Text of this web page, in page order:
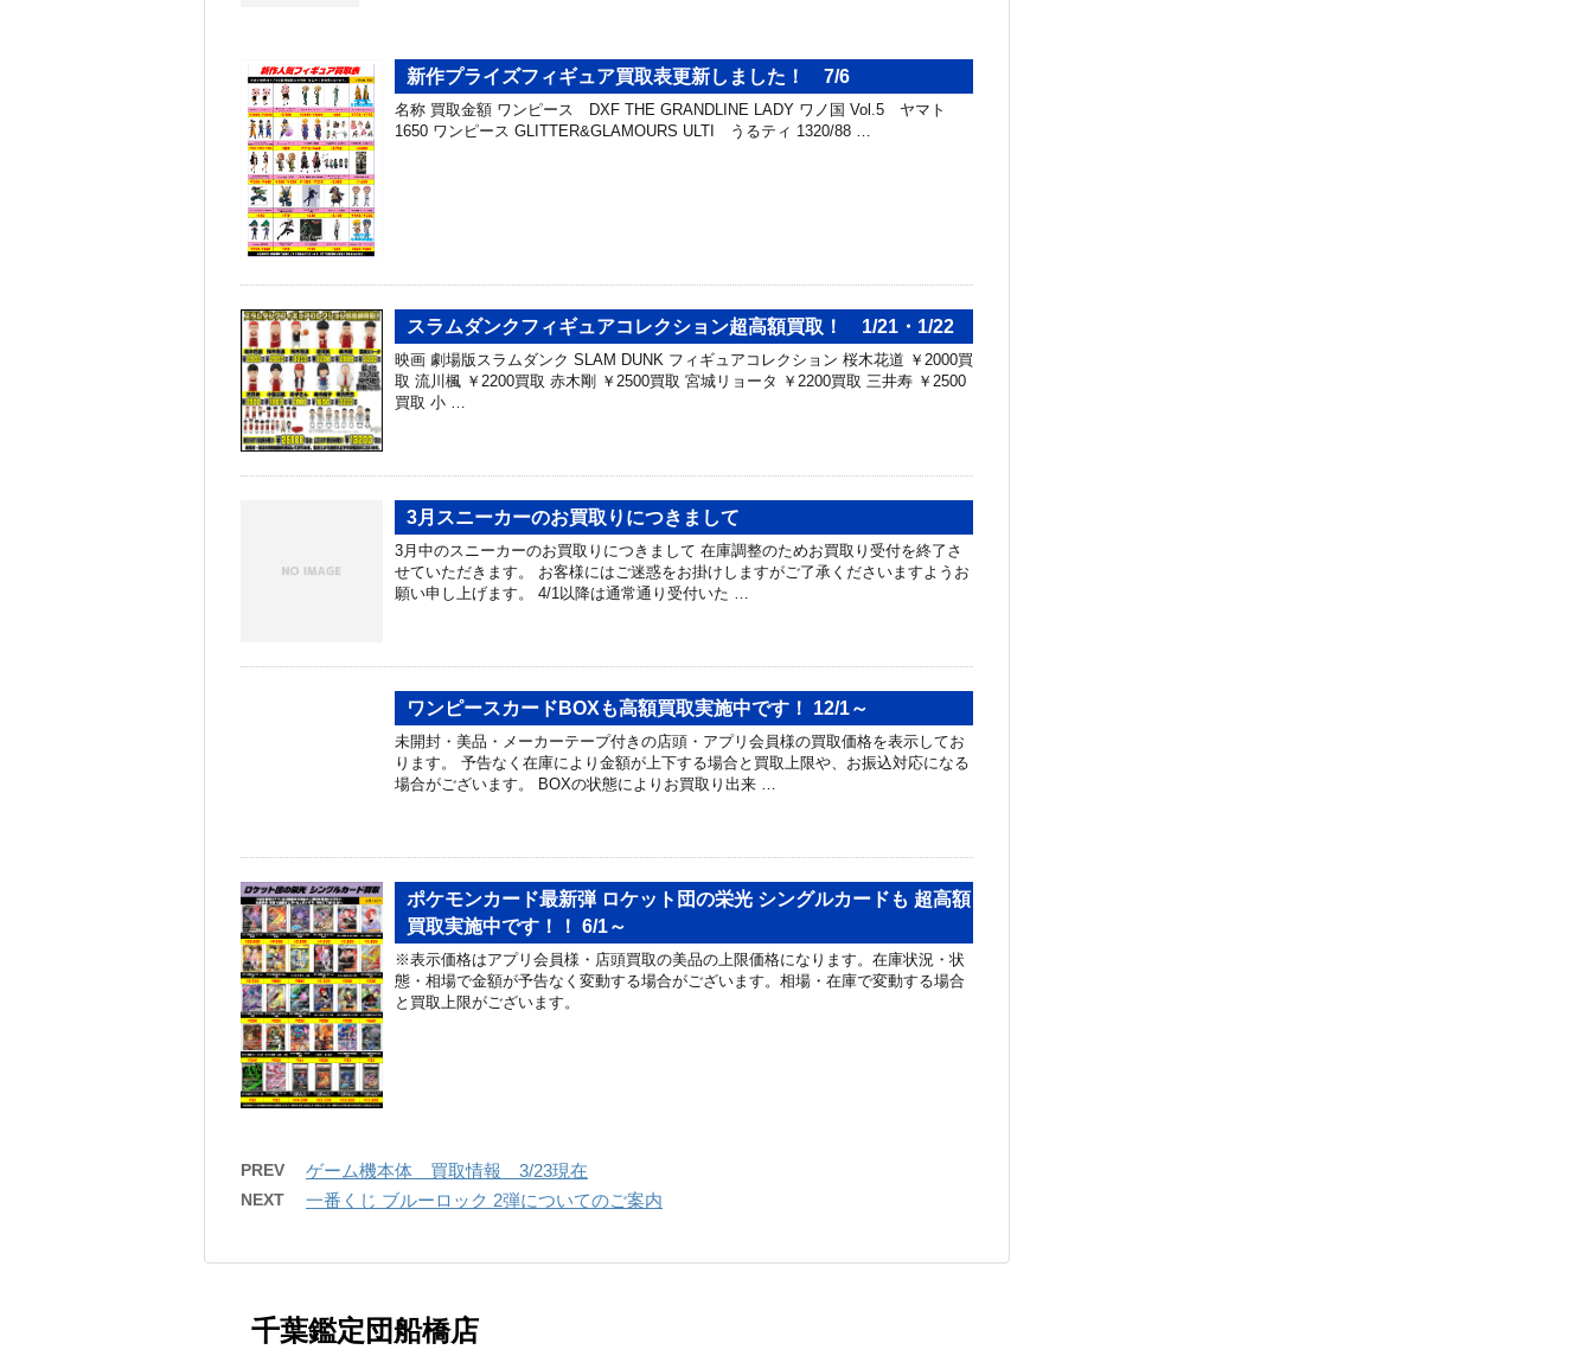
新作プライズフィギュア買取表更新しました！ 7/6
名称 買取金額 ワンピース DXF THE GRANDLINE LADY ワノ国 Vol.5 ヤマト
1650 ワンピース GLITTER&GLAMOURS ULTI うるティ 1320/88 …
スラムダンクフィギュアコレクション超高額買取！ 1/21・1/22
映画 劇場版スラムダンク SLAM DUNK フィギュアコレクション 桜木花道 ￥2000買
取 流川楓 ￥2200買取 赤木剛 ￥2500買取 宮城リョータ ￥2200買取 三井寿 ￥2500
買取 小 …
3月スニーカーのお買取りにつきまして
3月中のスニーカーのお買取りにつきまして 在庫調整のためお買取り受付を終了さ
せていただきます。 お客様にはご迷惑をお掛けしますがご了承くださいますようお
願い申し上げます。 4/1以降は通常通り受付いた …
ワンピースカードBOXも高額買取実施中です！ 12/1～
未開封・美品・メーカーテープ付きの店頭・アプリ会員様の買取価格を表示してお
ります。 予告なく在庫により金額が上下する場合と買取上限や、お振込対応になる
場合がございます。 BOXの状態によりお買取り出来 …
ポケモンカード最新弾 ロケット団の栄光 シングルカードも 超高額
買取実施中です！！ 6/1～
※表示価格はアプリ会員様・店頭買取の美品の上限価格になります。在庫状況・状
態・相場で金額が予告なく変動する場合がございます。相場・在庫で変動する場合
と買取上限がございます。
PREV ゲーム機本体 買取情報 3/23現在
NEXT 一番くじ ブルーロック 2弾についてのご案内
千葉鑑定団船橋店